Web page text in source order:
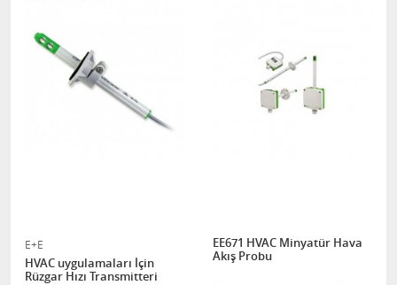
E+E
HVAC uygulamaları İçin
Rüzgar Hızı Transmitteri
EE671 HVAC Minyatür Hava
Akış Probu